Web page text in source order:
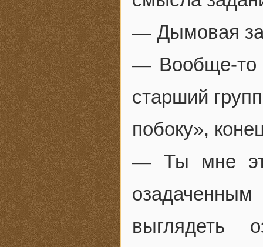
— Дымовая
— Вообще-то
старший
побоку»,
— Ты мне
выглядеть